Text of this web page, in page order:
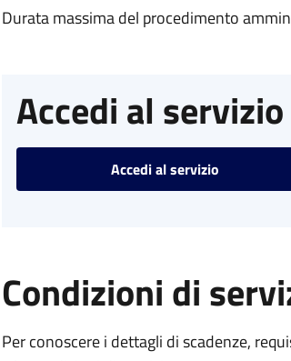
Durata massima del procedimento
Accedi al servizio
Accedi al servizio
Condizioni di
Per conoscere i dettagli di scadenze,